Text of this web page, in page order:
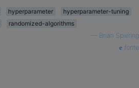
hyperparameter
hyperparameter-tuning
randomized-algorithms
Brian Spiering
fonte